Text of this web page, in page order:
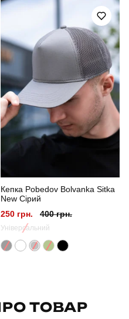
HWcp1522Lbawh
для повсякденного носіння
унісекс
повсякденний
літо
котон
Кепка Pobedov Bolvanka Sitka
New Сірий
250 грн.
400 грн.
Універсальний
ТОВАР